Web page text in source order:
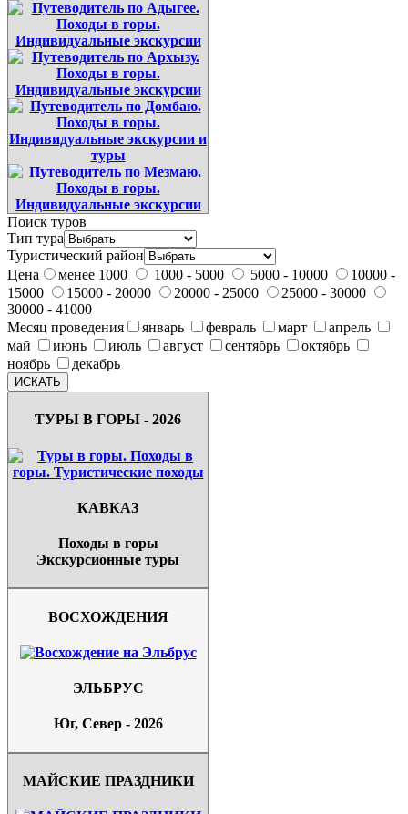
Поиск туров
Тип тура
Туристический район
Цена
менее 1000 1000 - 5000 5000 - 10000
10000 -
15000
15000 - 20000 20000 - 25000
25000 - 30000
30000 - 41000
Месяц проведения
январь февраль март
апрель
май
июнь июль август сентябрь
октябрь
ноябрь
декабрь
ТУРЫ В ГОРЫ - 2026
КАВКАЗ
Походы в горы
Экскурсионные туры
ВОСХОЖДЕНИЯ
ЭЛЬБРУС
Юг, Север - 2026
МАЙСКИЕ ПРАЗДНИКИ